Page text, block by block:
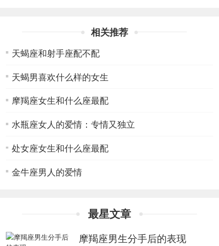
相关推荐
天蝎座和射手座配不配
天蝎男喜欢什么样的女生
摩羯座女生和什么座最配
水瓶座女人的爱情：专情又独立
处女座女生和什么座最配
金牛座男人的爱情
最星文章
摩羯座男生分手后的表现